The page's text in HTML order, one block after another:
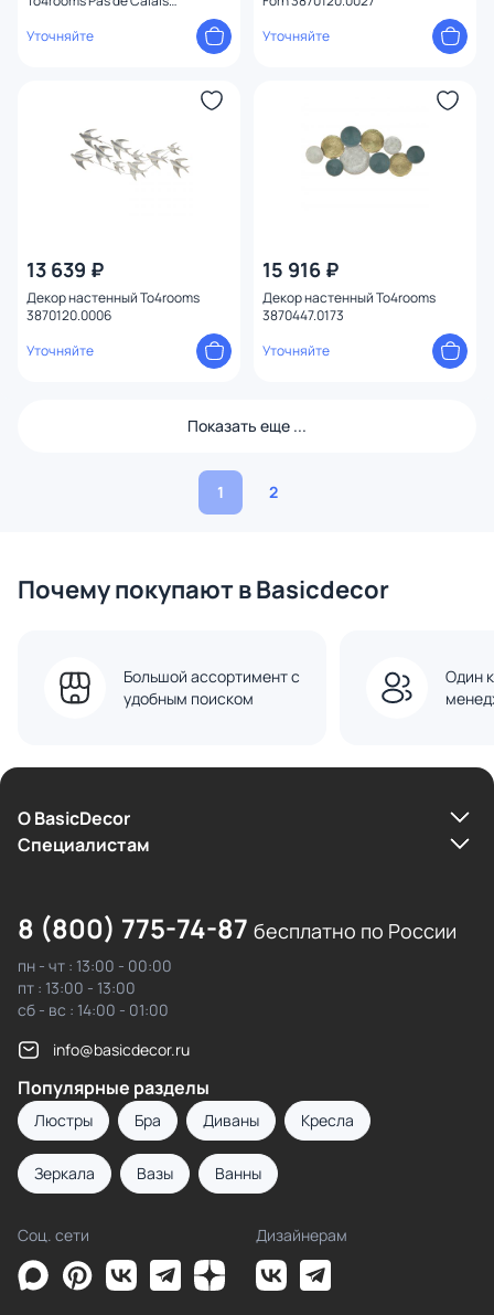
Уточняйте
Уточняйте
13 639 ₽
Декор настенный To4rooms
3870120.0006
Уточняйте
15 916 ₽
Декор настенный To4rooms
3870447.0173
Уточняйте
Показать еще ...
1 2
Почему покупают в Basicdecor
Большой ассортимент с
удобным поиском
Один
О BasicDecor
Cпециалистам
8 (800) 775-74-87 бесплатно по России
пн - чт : 13:00 - 00:00
пт : 13:00 - 13:00
сб - вс : 14:00 - 01:00
info@basicdecor.ru
Популярные разделы
Люстры Бра Диваны Кресла
Зеркала Вазы Ванны
Соц. сети Дизайнерам